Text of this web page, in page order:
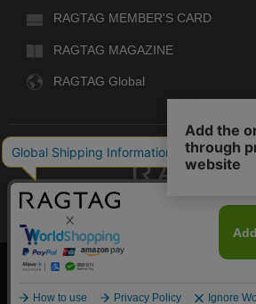
RAGTAG MEMBER'S CARD
RAGTAG MAGAZINE
RAGTAG Global
デザイナーズブランドのユーズド・
COPYRIGHT© TIN PAN ALLEY CO., LTD. ALL